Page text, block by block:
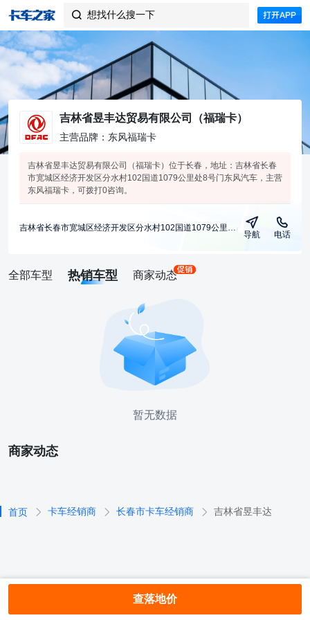
 想找什么搜一下
吉林省昱丰达贸易有限公司（福瑞卡）
主营品牌：东风福瑞卡
吉林省昱丰达贸易有限公司（福瑞卡）位于长春，地址：吉林省长春
市宽城区经济开发区分水村102国道1079公里处8号门东风汽车，主营
东风福瑞卡，可拨打0咨询。
吉林省长春市宽城区经济开发区分水村102国道1079公里处8号门东风汽车
导航 电话
全部车型 热销车型 商家动态
暂无数据
商家动态
首页 卡车经销商 长春市卡车经销商 吉林省昱丰达
查落地价